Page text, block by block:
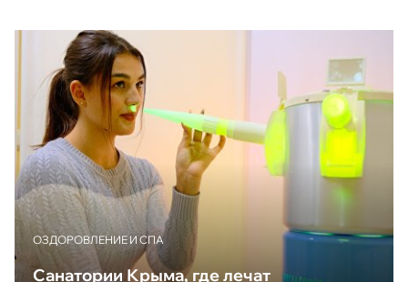
ОЗДОРОВЛЕНИЕ И СПА
Санатории Крыма, где лечат